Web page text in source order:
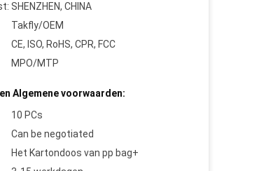
SHENZHEN, CHINA
Takfly/OEM
CE, ISO, RoHS, CPR, FCC
MPO/MTP
Algemene voorwaarden:
10 PCs
Can be negotiated
Het Kartondoos van pp bag+